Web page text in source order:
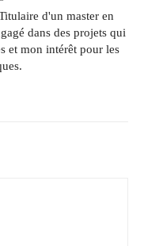
d'un master en
dans des projets qui
et mon intérêt pour les